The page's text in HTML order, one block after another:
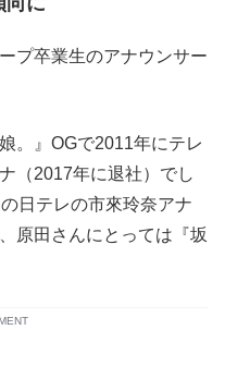
プ卒業生のアナウンサー
。』OGで2011年にテレ
（2017年に退社）でし
日テレの市來玲奈アナ
原田さんにとっては『坂